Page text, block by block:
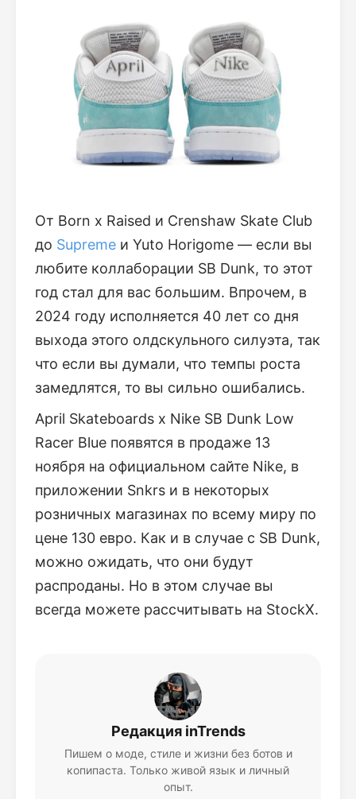
От Born x Raised и Crenshaw Skate Club
до Supreme и Yuto Horigome — если вы
любите коллаборации SB Dunk, то этот
год стал для вас большим. Впрочем, в
2024 году исполняется 40 лет со дня
выхода этого олдскульного силуэта, так
что если вы думали, что темпы роста
замедлятся, то вы сильно ошибались.
April Skateboards x Nike SB Dunk Low
Racer Blue появятся в продаже 13
ноября на официальном сайте Nike, в
приложении Snkrs и в некоторых
розничных магазинах по всему миру по
цене 130 евро. Как и в случае с SB Dunk,
можно ожидать, что они будут
распроданы. Но в этом случае вы
всегда можете рассчитывать на StockX.
Редакция inTrends
Пишем о моде, стиле и жизни без ботов и
копипаста. Только живой язык и личный
опыт.